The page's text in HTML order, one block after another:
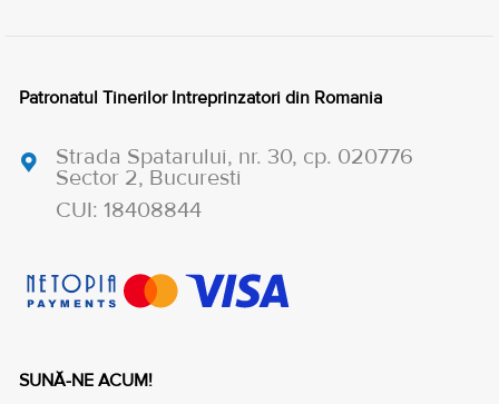
Patronatul Tinerilor Intreprinzatori din Romania
Strada Spatarului, nr. 30, cp. 020776
Sector 2, Bucuresti
CUI: 18408844
SUNĂ-NE ACUM!